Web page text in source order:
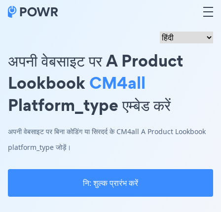
अपनी वेबसाइट पर A Product
LookbookCM4all
Platform_type एम्बेड करें
अपनी वेबसाइट पर बिना कोडिंग या सिरदर्द के CM4all A Product Lookbook
platform_type जोड़ें।
नि: शुल्क प्रारंभ करें